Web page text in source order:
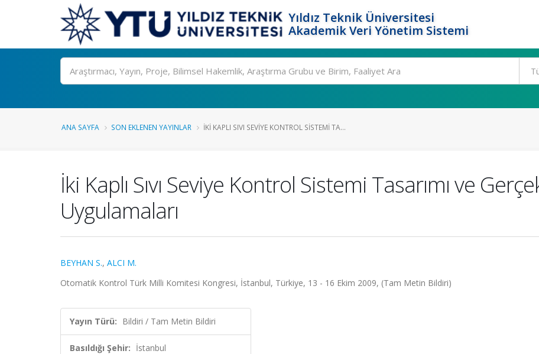
Yıldız Teknik Üniversitesi
Akademik Veri Yönetim Sistemi
Ara
ANA SAYFA SON EKLENEN YAYINLAR İKI KAPLI SIVI SEVIYE KONTROL SISTEMI TA...
İki Kaplı Sıvı Seviye Kontrol Sistemi Tasarımı ve
Uygulamaları
BEYHAN S., ALCI M.
Otomatik Kontrol Türk Milli Komitesi Kongresi, İstanbul, Türkiye, 13 - 16 Ekim 2009, (Tam Metin Bildiri)
Yayın Türü: Bildiri / Tam Metin Bildiri
Basıldığı Şehir: İstanbul